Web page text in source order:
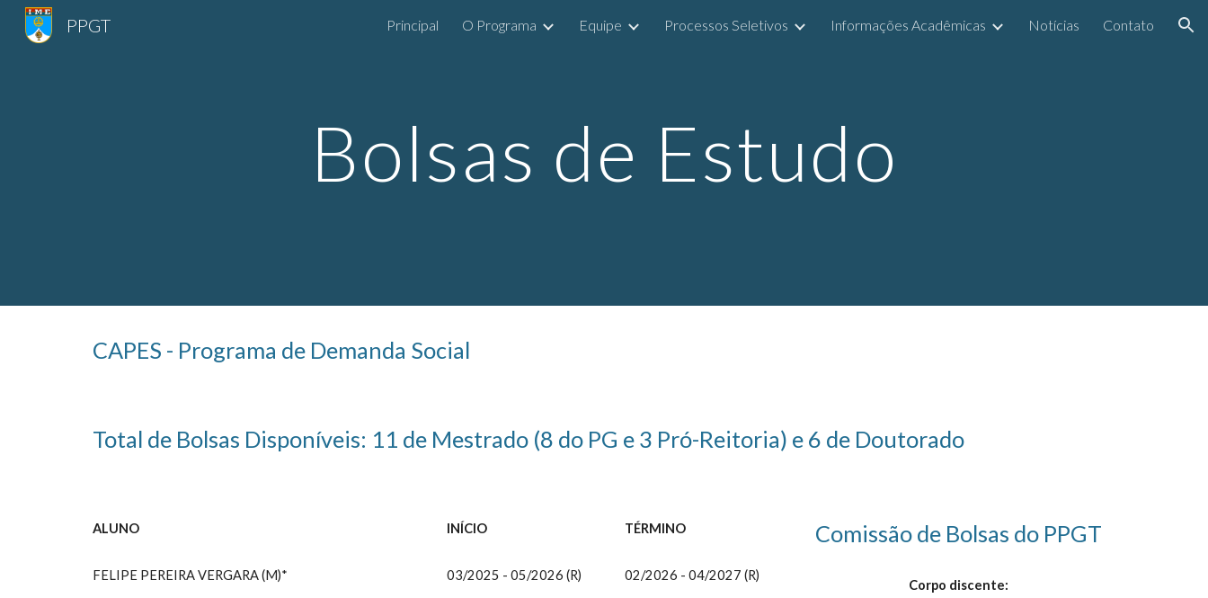
Skip to main content Skip to navigation
PPGT Principal O Programa Equipe Processos Seletivos Informações Acadêmicas Notícias Contato
Bolsas de Estudo
CAPES - Programa de Demanda Social
Total de Bolsas Disponíveis: 11 de Mestrado (8 do PG e 3 Pró-Reitoria) e 6 de Doutorado
ALUNO
FELIPE PEREIRA VERGARA (M)*
INÍCIO
03/2025 - 05/2026 (R)
TÉRMINO
02/2026 - 04/2027 (R)
Comissão de Bolsas do PPGT
Corpo discente: